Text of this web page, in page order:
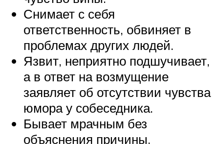
Снимает с себя
ответственность, обвиняет в
проблемах других людей.
Язвит, неприятно подшучивает,
а в ответ на возмущение
заявляет об отсутствии чувства
юмора у собеседника.
Бывает мрачным без
объяснения причины.